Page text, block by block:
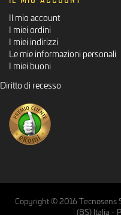
Il mio account
I miei ordini
I miei indirizzi
Le mie informazioni personali
I miei buoni
Diritto di recesso
Copyright © 2016 Tecnosens
(BS) Italia -